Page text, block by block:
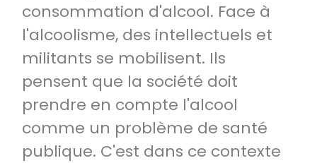
consommation d'alcool. Face à
l'alcoolisme, des intellectuels et
militants se mobilisent. Ils
pensent que la société doit
prendre en compte l'alcool
comme un problème de santé
publique. C'est dans ce contexte